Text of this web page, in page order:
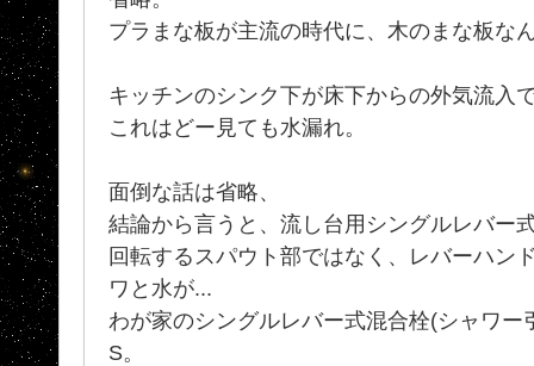
プラまな板が主流の時代に、木のまな板な
キッチンのシンク下が床下からの外気流入
これはどー見ても水漏れ。
面倒な話は省略、
結論から言うと、流し台用シングルレバー
回転するスパウト部ではなく、レバーハン
ワと水が...
わが家のシングルレバー式混合栓(シャワ
S。